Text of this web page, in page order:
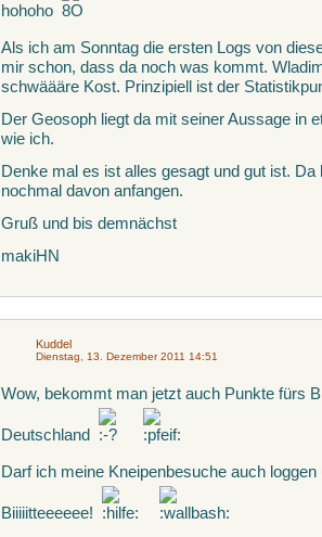
hohoho
Als ich am Sonntag die ersten Logs von
mir schon, dass da noch was kommt.
schwäääre Kost. Prinzipiell ist der
Der Geosoph liegt da mit seiner Aussage in
wie ich.
Denke mal es ist alles gesagt und gut ist.
nochmal davon anfangen.
Gruß und bis demnächst
makiHN
Kuddel
Dienstag, 13. Dezember 2011 14:51
Wow, bekommt man jetzt auch Punkte fürs
Deutschland
Darf ich meine Kneipenbesuche auch
Biiiiitteeeeee!